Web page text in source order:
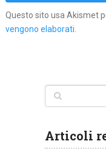
Questo sito usa Akismet
vengono elaborati.
Articoli